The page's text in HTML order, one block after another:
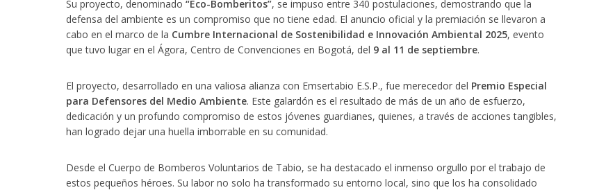
Su proyecto, denominado“Eco-Bomberitos”, se impuso entre 340 postulaciones, demostrando que la
defensa del ambiente es un compromiso que no tiene edad. El anuncio oficial y la premiación se llevaron a
cabo en el marco de la Cumbre Internacional de Sostenibilidad e Innovación Ambiental 2025, evento
que tuvo lugar en el Ágora, Centro de Convenciones en Bogotá, del 9 al 11 de septiembre.
El proyecto, desarrollado en una valiosa alianza con Emsertabio E.S.P., fue merecedor del Premio Especial
para Defensores del Medio Ambiente. Este galardón es el resultado de más de un año de esfuerzo,
dedicación y un profundo compromiso de estos jóvenes guardianes, quienes, a través de acciones tangibles,
han logrado dejar una huella imborrable en su comunidad.
Desde el Cuerpo de Bomberos Voluntarios de Tabio, se ha destacado el inmenso orgullo por el trabajo de
estos pequeños héroes. Su labor no solo ha transformado su entorno local, sino que los ha consolidado